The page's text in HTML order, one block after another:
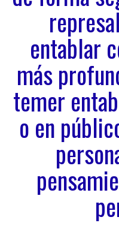
entablar
más
temer
o en